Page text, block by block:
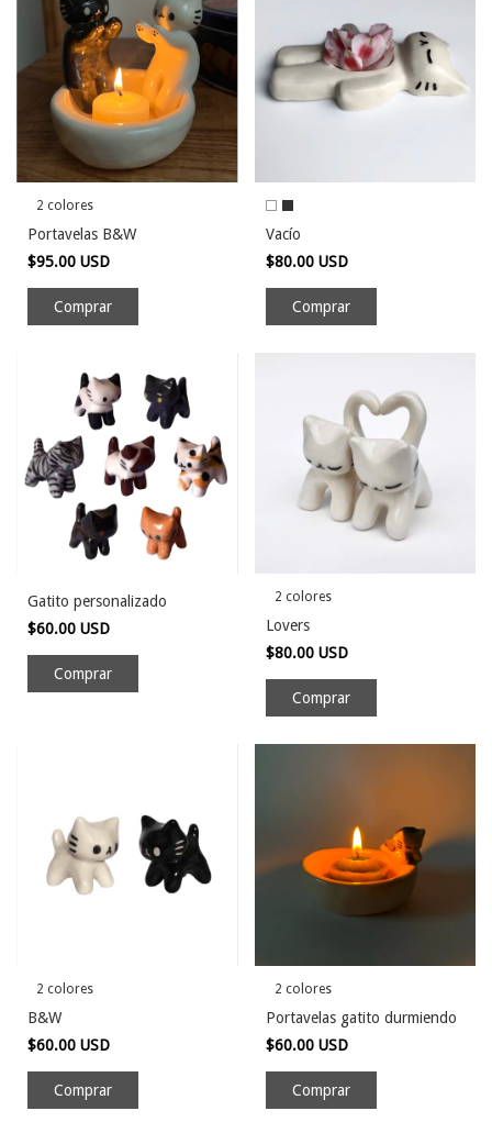
2 colores
Portavelas B&W
$95.00 USD
Comprar
Vacío
$80.00 USD
Comprar
Gatito personalizado
$60.00 USD
2 colores
Lovers
$80.00 USD
Comprar
2 colores
B&W
$60.00 USD
Comprar
2 colores
Portavelas gatito durmiendo
$60.00 USD
Comprar